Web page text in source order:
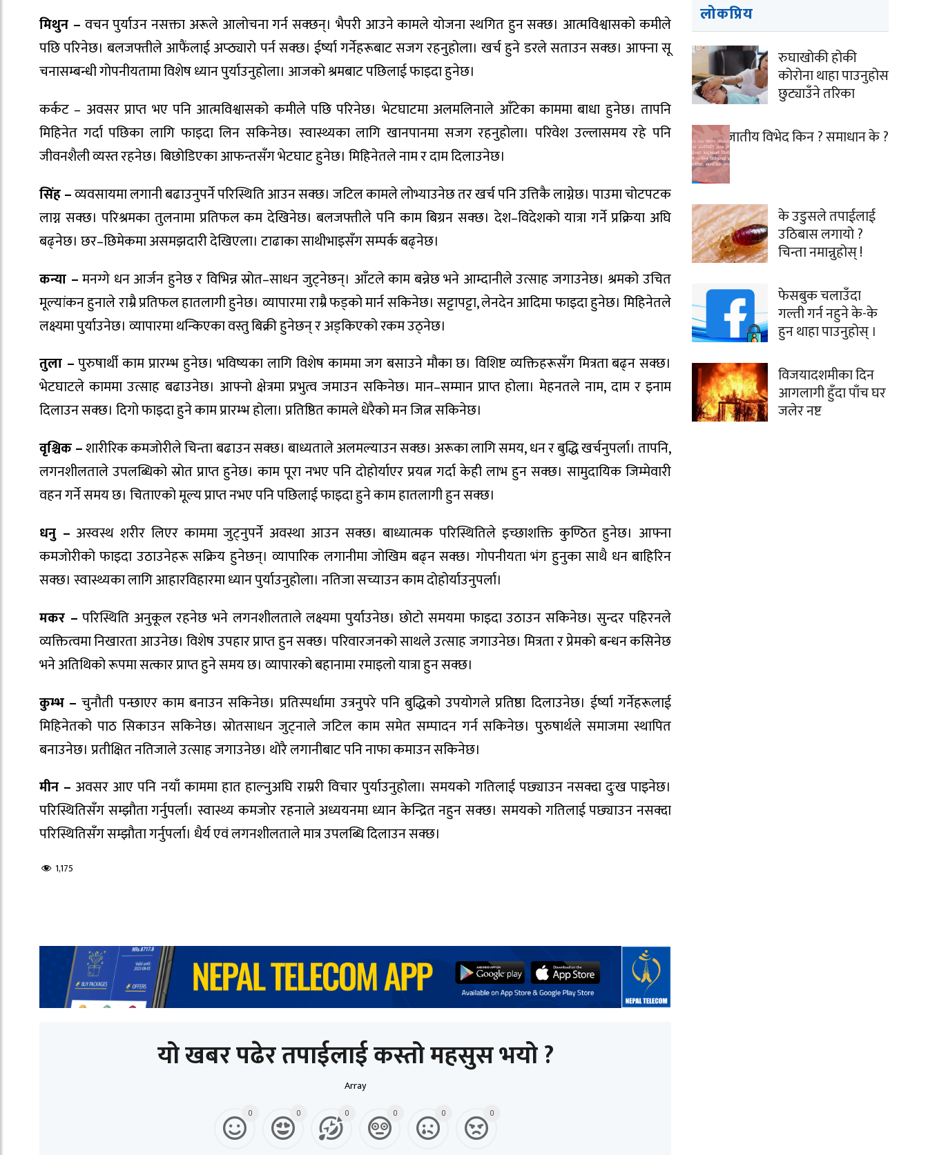
मिथुन – वचन पुर्याउन नसक्ता अरूले आलोचना गर्न सक्छन्। भैपरी आउने कामले योजना स्थगित हुन सक्छ। आत्मविश्वासको कमीले
पछि परिनेछ। बलजफ्तीले आफैंलाई अप्ठ्यारो पर्न सक्छ। ईर्ष्या गर्नेहरूबाट सजग रहनुहोला। खर्च हुने डरले सताउन सक्छ। आफ्ना सू
चनासम्बन्धी गोपनीयतामा विशेष ध्यान पुर्याउनुहोला। आजको श्रमबाट पछिलाई फाइदा हुनेछ।
कर्कट – अवसर प्राप्त भए पनि आत्मविश्वासको कमीले पछि परिनेछ। भेटघाटमा अलमलिनाले आँटेका काममा बाधा हुनेछ। तापनि
मिहिनेत गर्दा पछिका लागि फाइदा लिन सकिनेछ। स्वास्थ्यका लागि खानपानमा सजग रहनुहोला। परिवेश उल्लासमय रहे पनि
जीवनशैली व्यस्त रहनेछ। बिछोडिएका आफन्तसँग भेटघाट हुनेछ। मिहिनेतले नाम र दाम दिलाउनेछ।
सिंह –व्यवसायमा लगानी बढाउनुपर्ने परिस्थिति आउन सक्छ। जटिल कामले लोभ्याउनेछ तर खर्च पनि उत्तिकै लाग्नेछ। पाउमा चोटपटक
लाग्न सक्छ। परिश्रमका तुलनामा प्रतिफल कम देखिनेछ। बलजफ्तीले पनि काम बिग्रन सक्छ। देश–विदेशको यात्रा गर्ने प्रक्रिया अघि
बढ्नेछ। छर–छिमेकमा असमझदारी देखिएला। टाढाका साथीभाइसँग सम्पर्क बढ्नेछ।
कन्या –मनग्गे धन आर्जन हुनेछ र विभिन्न स्रोत–साधन जुट्नेछन्। आँटले काम बन्नेछ भने आम्दानीले उत्साह जगाउनेछ। श्रमको उचित
मूल्यांकन हुनाले राम्रै प्रतिफल हातलागी हुनेछ। व्यापारमा राम्रै फड्को मार्न सकिनेछ। सट्टापट्टा, लेनदेन आदिमा फाइदा हुनेछ। मिहिनेतले
लक्ष्यमा पुर्याउनेछ। व्यापारमा थन्किएका वस्तु बिक्री हुनेछन् र अड्किएको रकम उठ्नेछ।
तुला –पुरुषार्थी काम प्रारम्भ हुनेछ। भविष्यका लागि विशेष काममा जग बसाउने मौका छ। विशिष्ट व्यक्तिहरूसँग मित्रता बढ्न सक्छ।
भेटघाटले काममा उत्साह बढाउनेछ। आफ्नो क्षेत्रमा प्रभुत्व जमाउन सकिनेछ। मान–सम्मान प्राप्त होला। मेहनतले नाम, दाम र इनाम
दिलाउन सक्छ। दिगो फाइदा हुने काम प्रारम्भ होला। प्रतिष्ठित कामले धेरैको मन जित्न सकिनेछ।
वृश्चिक –शारीरिक कमजोरीले चिन्ता बढाउन सक्छ। बाध्यताले अलमल्याउन सक्छ। अरूका लागि समय, धन र बुद्धि खर्चनुपर्ला। तापनि,
लगनशीलताले उपलब्धिको स्रोत प्राप्त हुनेछ। काम पूरा नभए पनि दोहोर्याएर प्रयत्न गर्दा केही लाभ हुन सक्छ। सामुदायिक जिम्मेवारी
वहन गर्ने समय छ। चिताएको मूल्य प्राप्त नभए पनि पछिलाई फाइदा हुने काम हातलागी हुन सक्छ।
धनु – अस्वस्थ शरीर लिएर काममा जुट्नुपर्ने अवस्था आउन सक्छ। बाध्यात्मक परिस्थितिले इच्छाशक्ति कुण्ठित हुनेछ। आफ्ना
कमजोरीको फाइदा उठाउनेहरू सक्रिय हुनेछन्। व्यापारिक लगानीमा जोखिम बढ्न सक्छ। गोपनीयता भंग हुनुका साथै धन बाहिरिन
सक्छ। स्वास्थ्यका लागि आहारविहारमा ध्यान पुर्याउनुहोला। नतिजा सच्याउन काम दोहोर्याउनुपर्ला।
मकर – परिस्थिति अनुकूल रहनेछ भने लगनशीलताले लक्ष्यमा पुर्याउनेछ। छोटो समयमा फाइदा उठाउन सकिनेछ। सुन्दर पहिरनले
व्यक्तित्वमा निखारता आउनेछ। विशेष उपहार प्राप्त हुन सक्छ। परिवारजनको साथले उत्साह जगाउनेछ। मित्रता र प्रेमको बन्धन कसिनेछ
भने अतिथिको रूपमा सत्कार प्राप्त हुने समय छ। व्यापारको बहानामा रमाइलो यात्रा हुन सक्छ।
कुम्भ – चुनौती पन्छाएर काम बनाउन सकिनेछ। प्रतिस्पर्धामा उत्रनुपरे पनि बुद्धिको उपयोगले प्रतिष्ठा दिलाउनेछ। ईर्ष्या गर्नेहरूलाई
मिहिनेतको पाठ सिकाउन सकिनेछ। स्रोतसाधन जुट्नाले जटिल काम समेत सम्पादन गर्न सकिनेछ। पुरुषार्थले समाजमा स्थापित
बनाउनेछ। प्रतीक्षित नतिजाले उत्साह जगाउनेछ। थोरै लगानीबाट पनि नाफा कमाउन सकिनेछ।
मीन – अवसर आए पनि नयाँ काममा हात हाल्नुअघि राम्ररी विचार पुर्याउनुहोला। समयको गतिलाई पछ्याउन नसक्दा दुःख पाइनेछ।
परिस्थितिसँग सम्झौता गर्नुपर्ला। स्वास्थ्य कमजोर रहनाले अध्ययनमा ध्यान केन्द्रित नहुन सक्छ। समयको गतिलाई पछ्याउन नसक्दा
परिस्थितिसँग सम्झौता गर्नुपर्ला। धैर्य एवं लगनशीलताले मात्र उपलब्धि दिलाउन सक्छ।
1,175
यो खबर पढेर तपाईलाई कस्तो महसुस भयो ?
Array
0 0 0 0 0 0
लोकप्रिय
रुघाखोकी होकी
कोरोना थाहा पाउनुहोस
छुट्याउँने तरिका
जातीय विभेद किन ? समाधान के ?
के उडुसले तपाईलाई
उठिबास लगायो ?
चिन्ता नमान्नुहोस् !
फेसबुक चलाउँदा
गल्ती गर्न नहुने के-के
हुन थाहा पाउनुहोस् ।
विजयादशमीका दिन
आगलागी हुँदा पाँच घर
जलेर नष्ट